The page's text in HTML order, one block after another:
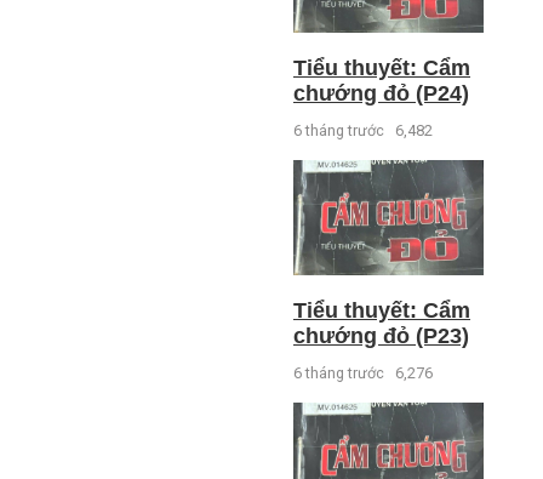
Tiểu thuyết: Cẩm
chướng đỏ (P24)
6 tháng trước 6,482
Tiểu thuyết: Cẩm
chướng đỏ (P23)
6 tháng trước 6,276